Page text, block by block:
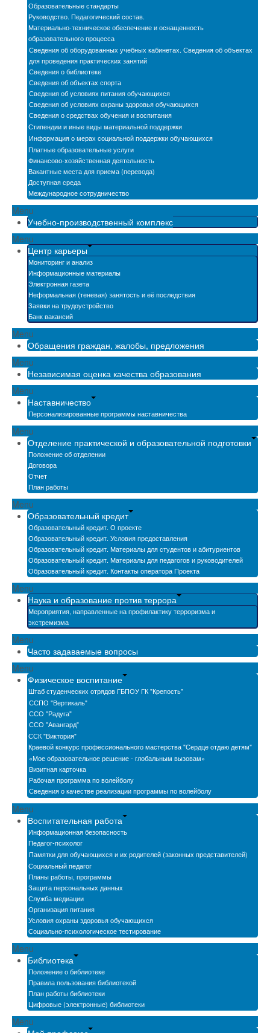
Автошкола
Мастерские
Обратная связь
БПОО
Карта сайта
Электронная информационно-образовательная
среда
Снижение бюрократической нагрузки на
педагогических работников
Образовательные стандарты
Руководство. Педагогический состав.
Материально-техническое обеспечение и оснащенность
образовательного процесса
Сведения об оборудованных учебных кабинетах. Сведения об объектах
для проведения практических занятий
Сведения о библиотеке
Сведения об объектах спорта
Сведения об условиях питания обучающихся
Сведения об условиях охраны здоровья обучающихся
Сведения о средствах обучения и воспитания
Стипендии и иные виды материальной поддержки
Информация о мерах социальной поддержки обучающихся
Платные образовательные услуги
Финансово-хозяйственная деятельность
Вакантные места для приема (перевода)
Доступная среда
Международное сотрудничество
Menu
Учебно-производственный комплекс
Menu
Центр карьеры
Мониторинг и анализ
Информационные материалы
Электронная газета
Неформальная (теневая) занятость и её последствия
Заявки на трудоустройство
Банк вакансий
Menu
Обращения граждан, жалобы, предложения
Menu
Независимая оценка качества образования
Menu
Наставничество
Персонализированные программы наставничества
Menu
Отделение практической и образовательной подготовки
Положение об отделении
Договора
Отчет
План работы
Menu
Образовательный кредит
Образовательный кредит. О проекте
Образовательный кредит. Условия предоставления
Образовательный кредит. Материалы для студентов и абитуриентов
Образовательный кредит. Материалы для педагогов и руководителей
Образовательный кредит. Контакты оператора Проекта
Menu
Наука и образование против террора
Мероприятия, направленные на профилактику терроризма и
экстремизма
Menu
Часто задаваемые вопросы
Menu
Физическое воспитание
Штаб студенческих отрядов ГБПОУ ГК "Крепость"
ССПО "Вертикаль"
ССО "Радуга"
ССО "Авангард"
ССК "Виктория"
Краевой конкурс профессионального мастерства "Сердце отдаю детям"
«Мое образовательное решение - глобальным вызовам»
Визитная карточка
Рабочая программа по волейболу
Сведения о качестве реализации программы по волейболу
Menu
Воспитательная работа
Информационная безопасность
Педагог-психолог
Памятки для обучающихся и их родителей (законных представителей)
Социальный педагог
Планы работы, программы
Защита персональных данных
Служба медиации
Организация питания
Условия охраны здоровья обучающихся
Социально-психологическое тестирование
Menu
Библиотека
Положение о библиотеке
Правила пользования библиотекой
План работы библиотеки
Цифровые (электронные) библиотеки
Menu